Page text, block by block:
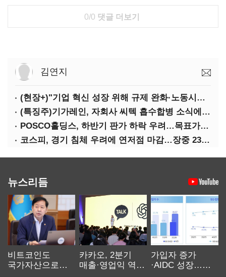
0/0 댓글 더보기
김연지
(현장+)"기업 혁신 성장 위해 규제 완화·노동시장 유연화 필요"
(특징주)기가레인, 자회사 씨텍 흡수합병 소식에 '강세'
POSCO홀딩스, 하반기 판가 하락 우려…목표가↓-대신
코스피, 경기 침체 우려에 연저점 마감…장중 2300선 붕괴
뉴스리듬
비트코인도
국가자산으로…'
카카오, 2분기
매출·영업익 역대
가입자 증가
·AIDC 성장…